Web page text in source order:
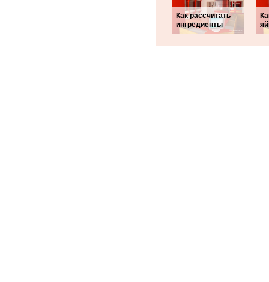
Как рассчитать
ингредиенты